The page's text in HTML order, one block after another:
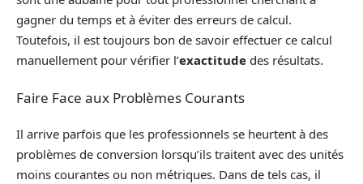
gagner du temps et à éviter des erreurs de calcul.
Toutefois, il est toujours bon de savoir effectuer ce calcul
manuellement pour vérifier l’exactitude des résultats.
Faire Face aux Problèmes Courants
Il arrive parfois que les professionnels se heurtent à des
problèmes de conversion lorsqu’ils traitent avec des unités
moins courantes ou non métriques. Dans de tels cas, il